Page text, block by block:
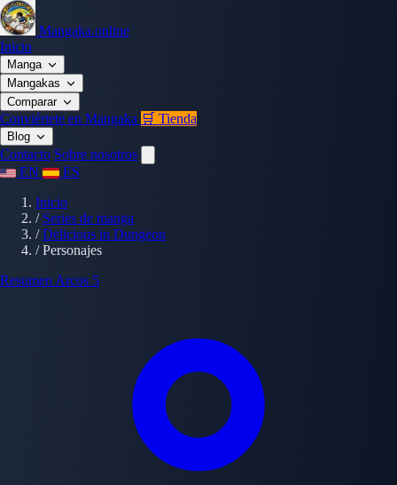
Mangaka.online
Inicio
Manga
Mangakas
Comparar
Conviértete en Mangaka 🛒 Tienda
Blog
Contacto Sobre nosotros
EN
ES
Inicio
/ Series de manga
/ Delicious in Dungeon
/ Personajes
Resumen Arcos 5